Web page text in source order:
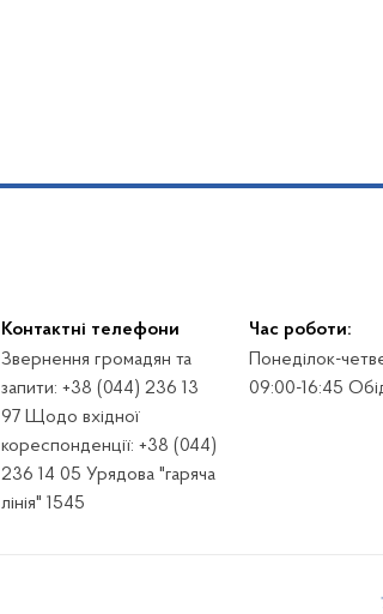
Контактні телефони
Звернення громадян та
запити: +38 (044) 236 13
97 Щодо вхідної
кореспонденції: +38 (044)
236 14 05 Урядова "гаряча
лінія" 1545
Час роботи:
Понеділок-
09:00-16:45